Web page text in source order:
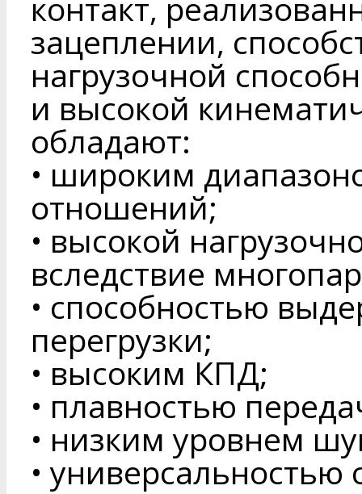
зацеплении,
нагрузочной
и высокой
обладают:
• широким
отношений;
• высокой
вследствие
• способностью
перегрузки;
• высоким КПД;
• плавностью
• низким уровнем
•